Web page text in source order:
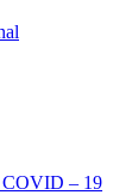
COVID – 19